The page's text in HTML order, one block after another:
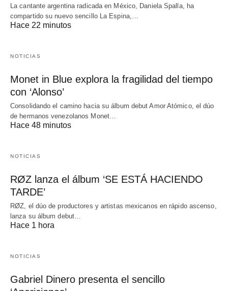
La cantante argentina radicada en México, Daniela Spalla, ha
compartido su nuevo sencillo La Espina,…
Hace 22 minutos
NOTICIAS
Monet in Blue explora la fragilidad del tiempo
con ‘Alonso’
Consolidando el camino hacia su álbum debut Amor Atómico, el dúo
de hermanos venezolanos Monet…
Hace 48 minutos
NOTICIAS
RØZ lanza el álbum ‘SE ESTÁ HACIENDO
TARDE’
RØZ, el dúo de productores y artistas mexicanos en rápido ascenso,
lanza su álbum debut…
Hace 1 hora
NOTICIAS
Gabriel Dinero presenta el sencillo